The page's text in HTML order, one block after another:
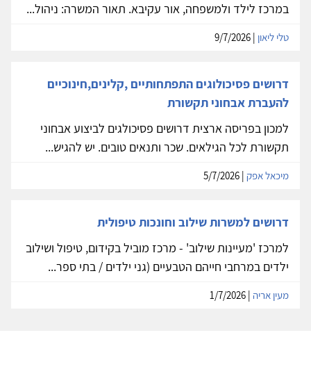
במרכז לילד ולמשפחה, אור עקיבא. תאור המשרה: ניהול...
טלי ליאון
דרושים פסיכולוגים התפתחותיים ,קלינים,חינוכיים
להעברת אבחוני תקשורת
למכון בפריסה ארצית דרושים פסיכולגים לביצוע אבחוני
תקשורת לכל הגילאים. שכר ותנאים טובים. יש להגיש...
מיכאל אפק
דרושים למשרות שילוב וחונכות טיפולית
למרכז 'מעיינות שילוב' - מרכז מוביל בקידום, טיפול ושילוב
ילדים במרחבי חייהם הטבעיים (גני ילדים / בתי ספר...
מעין אריה